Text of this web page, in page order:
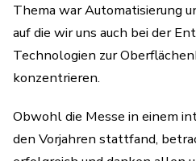
Thema war Automatisierung
auf die wir uns auch bei der
Technologien zur
konzentrieren.
Obwohl die Messe in einem
den Vorjahren stattfand,